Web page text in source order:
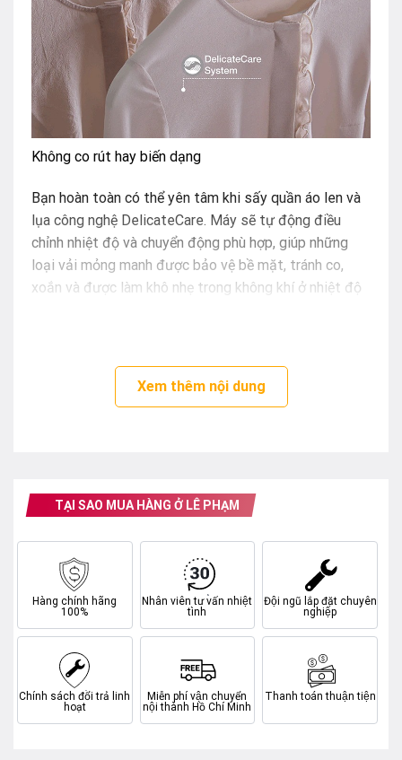
Không co rút hay biến dạng
Bạn hoàn toàn có thể yên tâm khi sấy quần áo len và
lụa công nghệ DelicateCare. Máy sẽ tự động điều
chỉnh nhiệt độ và chuyển động phù hợp, giúp những
loại vải mỏng manh được bảo vệ bề mặt, tránh co,
xoắn và được làm khô nhẹ trong không khí ở nhiệt độ
Giữ trang phục sáng mới lâu hơn
Xem thêm nội dung
TẠI SAO MUA HÀNG Ở LÊ PHẠM
Hàng chính hãng
100%
Nhân viên tư vấn nhiệt
tình
Đội ngũ lắp đặt chuyên
nghiệp
Chính sách đổi trả linh
hoạt
Miễn phí vận chuyển
nội thành Hồ Chí Minh
Thanh toán thuận tiện